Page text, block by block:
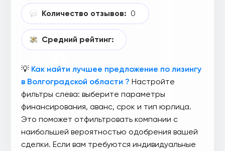
Количество отзывов: 0
Средний рейтинг:
💡 Как найти лучшее предложение по лизингу
в Волгоградской области ? Настройте
фильтры слева: выберите параметры
финансирования, аванс, срок и тип юрлица.
Это поможет отфильтровать компании с
наибольшей вероятностью одобрения вашей
сделки. Если вам требуются индивидуальные